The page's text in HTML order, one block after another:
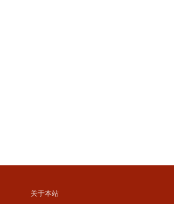
关于本站